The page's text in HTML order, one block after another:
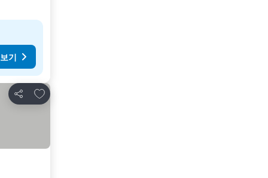
기
공유
즐겨찾기에 추가